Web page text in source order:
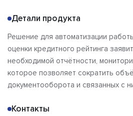
Детали продукта
Решение для автоматизации
оценки кредитного рейтинга
необходимой отчётности,
которое позволяет сократить
документооборота и связанных с
Контакты